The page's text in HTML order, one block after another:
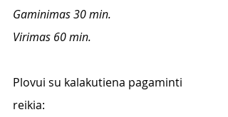
Gaminimas 30 min.
Virimas 60 min.
Plovui su kalakutiena pagaminti
reikia: